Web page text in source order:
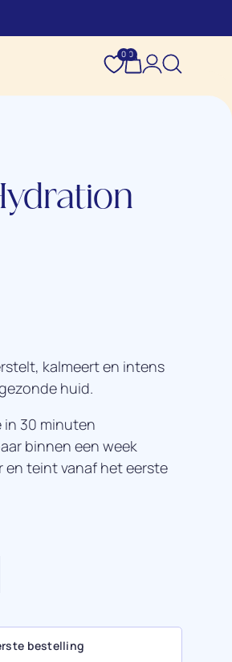
0 0
kalmeert en intens
huid.
in 30 minuten
binnen een week
en teint vanaf het eerste
bestelling